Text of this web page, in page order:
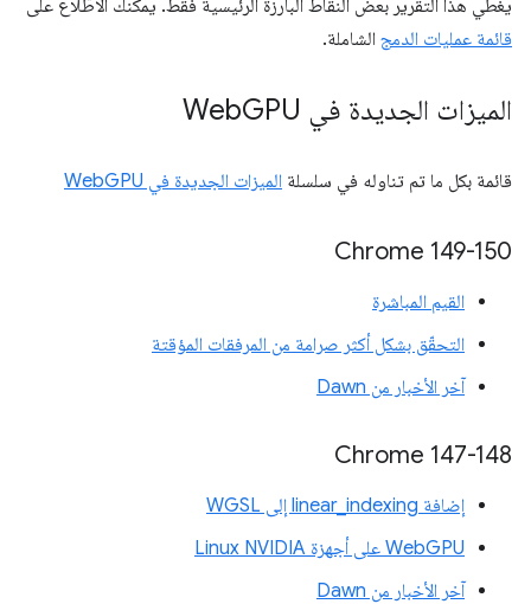
يغطي هذا التقرير بعض النقاط البارزة الرئيسية فقط. يمكنك الاطّلاع على
قائمة عمليات الدمج الشاملة.
الميزات الجديدة في Web GPU
قائمة بكل ما تم تناوله في سلسلة الميزات الجديدة في WebGPU
‫Chrome 149-150
القيم المباشرة
التحقّق بشكل أكثر صرامة من المرفقات المؤقتة
آخر الأخبار من Dawn
Chrome 147-148
إضافة linear_indexing إلى WGSL
WebGPU على أجهزة Linux NVIDIA
آخر الأخبار من Dawn